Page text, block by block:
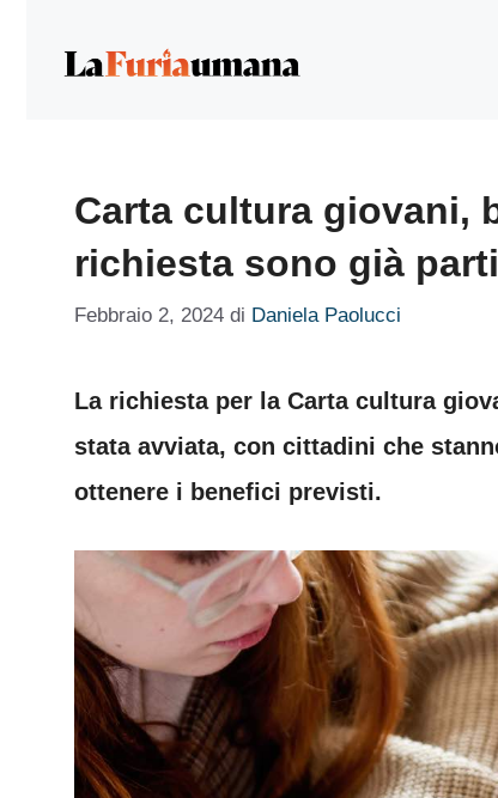
Carta cultura giovani,
richiesta sono già
Febbraio 2, 2024 di Daniela Paolucci
La richiesta per la Carta cultura
stata avviata, con cittadini che
ottenere i benefici previsti.